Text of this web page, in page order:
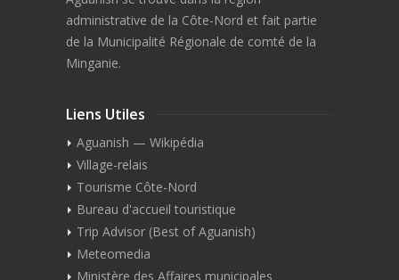
administrative de la Côte-Nord et fait partie
de la Municipalité Régionale de comté de la
Minganie.
Liens Utiles
Aguanish — Wikipédia
Village-relais
Tourisme Côte-Nord
Bureau d'accueil touristique
Trip Advisor (Best of Aguanish)
Meteomedia
Ministère des Affaires municipales